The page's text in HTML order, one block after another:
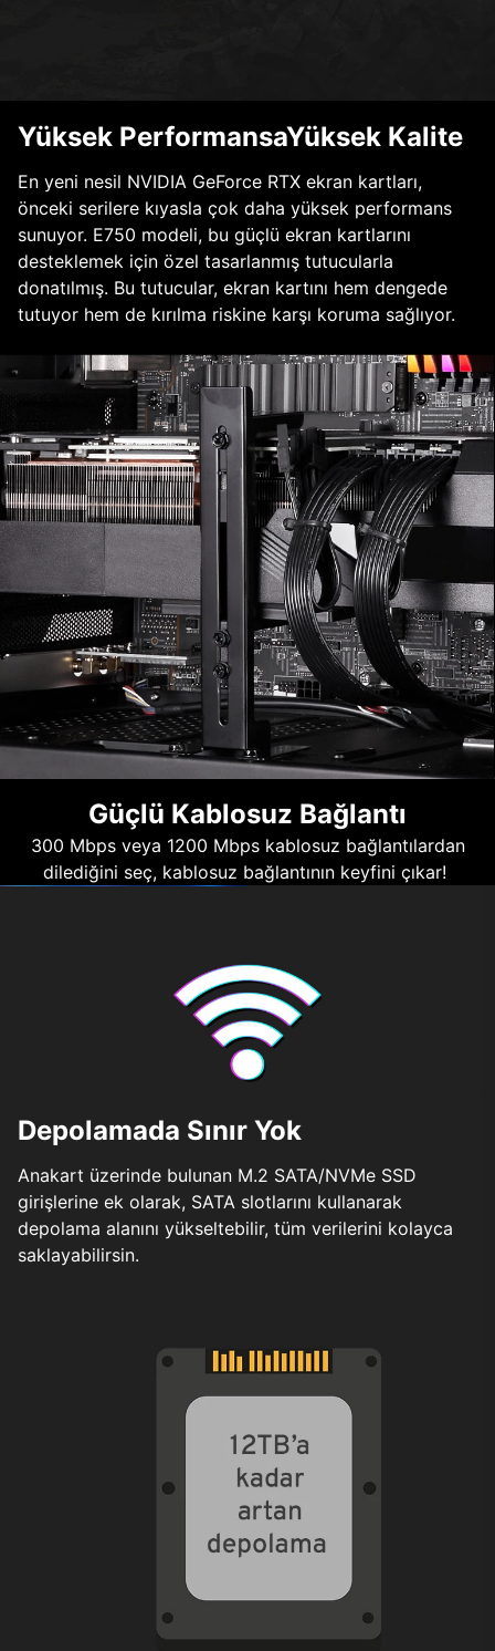
Yüksek PerformansaYüksek Kalite
En yeni nesil NVIDIA GeForce RTX ekran kartları,
önceki serilere kıyasla çok daha yüksek performans
sunuyor. E750 modeli, bu güçlü ekran kartlarını
desteklemek için özel tasarlanmış tutucularla
donatılmış. Bu tutucular, ekran kartını hem dengede
tutuyor hem de kırılma riskine karşı koruma sağlıyor.
Güçlü Kablosuz Bağlantı
300 Mbps veya 1200 Mbps kablosuz bağlantılardan
dilediğini seç, kablosuz bağlantının keyfini çıkar!
Depolamada Sınır Yok
Anakart üzerinde bulunan M.2 SATA/NVMe SSD
girişlerine ek olarak, SATA slotlarını kullanarak
depolama alanını yükseltebilir, tüm verilerini kolayca
saklayabilirsin.